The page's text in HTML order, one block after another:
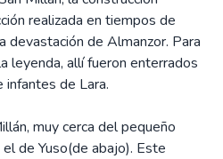
realizada en tiempos de
devastación de Almanzor. Para
leyenda, allí fueron enterrados
de Lara.
muy cerca del pequeño
de Yuso(de abajo). Este